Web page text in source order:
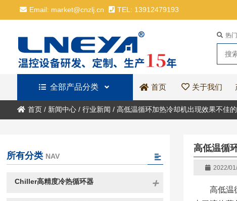
Email: market@cnzlj.cn TEL: 13912479193
热
全部产品分类 首页 关于我们
首页/ 新闻中心/ 行业新闻 / 高低温循环加热冷却机出现效果不佳
高低温循
2022/
高低温
所有分类 NAV
Chiller高精度冷热循环器